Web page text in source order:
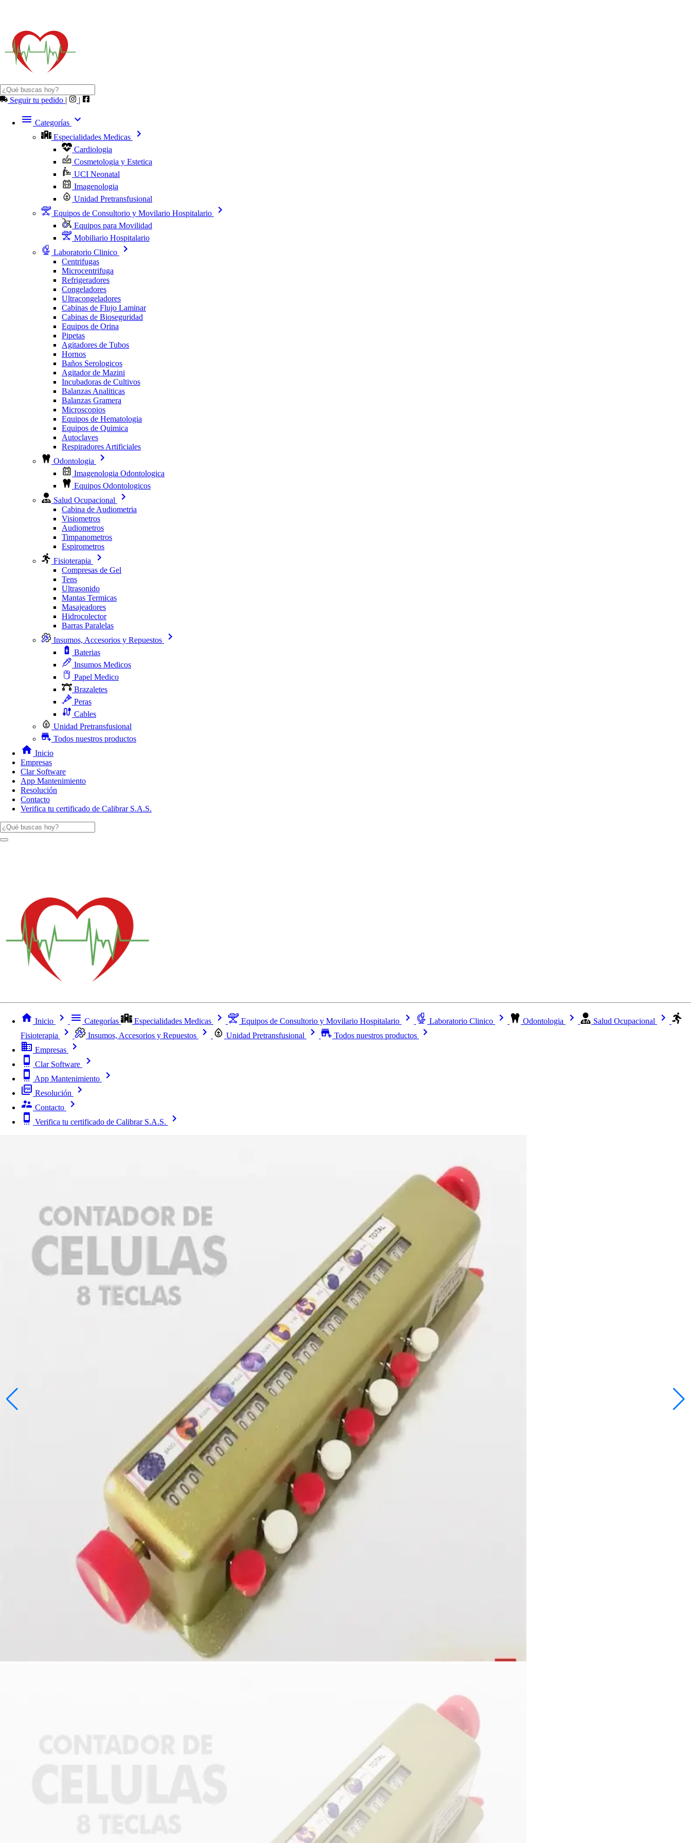
Seguir tu pedido | |
Categorías
Especialidades Medicas
Cardiologia
Cosmetologia y Estetica
UCI Neonatal
Imagenologia
Unidad Pretransfusional
Equipos de Consultorio y Movilario Hospitalario
Equipos para Movilidad
Mobiliario Hospitalario
Laboratorio Clinico
Centrifugas
Microcentrifuga
Refrigeradores
Congeladores
Ultracongeladores
Cabinas de Flujo Laminar
Cabinas de Bioseguridad
Equipos de Orina
Pipetas
Agitadores de Tubos
Hornos
Baños Serologicos
Agitador de Mazini
Incubadoras de Cultivos
Balanzas Analiticas
Balanzas Gramera
Microscopios
Equipos de Hematologia
Equipos de Quimica
Autoclaves
Respiradores Artificiales
Odontologia
Imagenologia Odontologica
Equipos Odontologicos
Salud Ocupacional
Cabina de Audiometria
Visiometros
Audiometros
Timpanometros
Espirometros
Fisioterapia
Compresas de Gel
Tens
Ultrasonido
Mantas Termicas
Masajeadores
Hidrocolector
Barras Paralelas
Insumos, Accesorios y Repuestos
Baterias
Insumos Medicos
Papel Medico
Brazaletes
Peras
Cables
Unidad Pretransfusional
Todos nuestros productos
Inicio
Empresas
Clar Software
App Mantenimiento
Resolución
Contacto
Verifica tu certificado de Calibrar S.A.S.
Inicio Categorías Especialidades Medicas Equipos de Consultorio y Movilario Hospitalario Laboratorio Clinico Odontologia
Salud Ocupacional
Fisioterapia
Insumos, Accesorios y Repuestos Unidad Pretransfusional
Todos nuestros productos
Empresas
Clar Software
App Mantenimiento
Resolución
Contacto
Verifica tu certificado de Calibrar S.A.S.